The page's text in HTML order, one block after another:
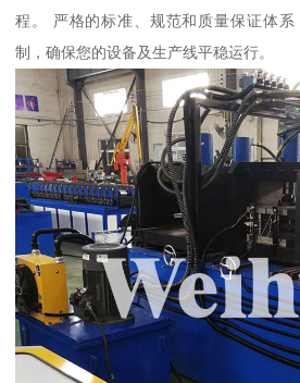
程。 严格的标准、规范和质量保证体
制，确保您的设备及生产线平稳运行。